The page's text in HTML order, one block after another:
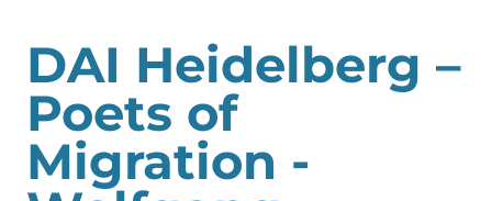
DAI Heidelberg –
Poets of
Migration -